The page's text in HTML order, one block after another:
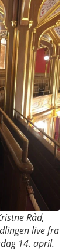
Råd,
live fra
14. april.